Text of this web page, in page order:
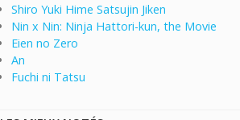
Shiro Yuki Hime Satsujin Jiken
Nin x Nin: Ninja Hattori-kun, the Movie
Eien no Zero
An
Fuchi ni Tatsu